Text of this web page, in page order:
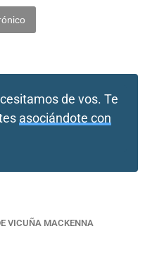
de vos. Te
asociándote con
VICUÑA MACKENNA